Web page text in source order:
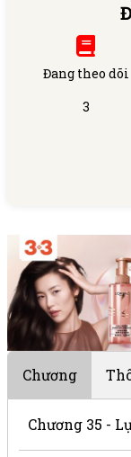
Đang theo dõi
3
Chương